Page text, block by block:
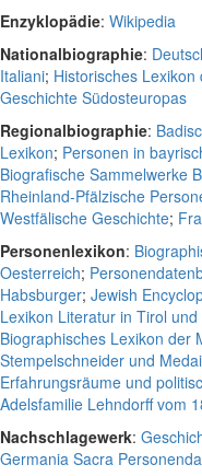
Enzyklopädie: Wikipedia
Nationalbiographie:
Italiani; Historisches Lexikon
Geschichte Südosteuropas
Regionalbiographie:
Lexikon; Personen in
Biografische Sammelwerke
Rheinland-Pfälzische
Westfälische Geschichte;
Personenlexikon:
Oesterreich;
Habsburger; Jewish
Lexikon Literatur in Tirol und
Biographisches Lexikon der
Stempelschneider und
Erfahrungsräume und
Adelsfamilie Lehndorff vom
Nachschlagewerk:
Germania Sacra